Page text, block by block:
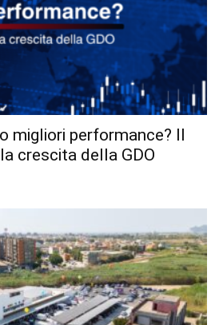
migliori performance? Il
crescita della GDO